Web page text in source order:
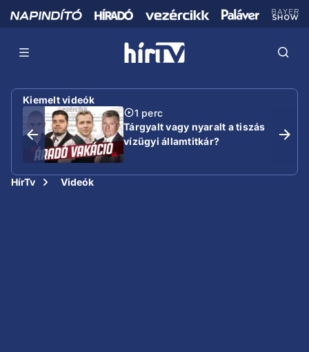
Kiemelt videók
1 perc
Tárgyalt vagy nyaralt a tiszás
vízügyi államtitkár?
HírTv Videók